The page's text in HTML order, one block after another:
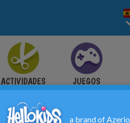
ACTIVIDADES
MANUALES
JUEGOS
GRATUITOS